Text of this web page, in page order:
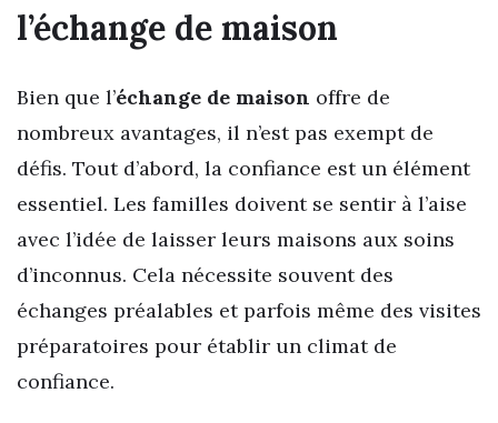
l’échange de maison
Bien que l’échange de maison offre de
nombreux avantages, il n’est pas exempt de
défis. Tout d’abord, la confiance est un élément
essentiel. Les familles doivent se sentir à l’aise
avec l’idée de laisser leurs maisons aux soins
d’inconnus. Cela nécessite souvent des
échanges préalables et parfois même des visites
préparatoires pour établir un climat de
confiance.